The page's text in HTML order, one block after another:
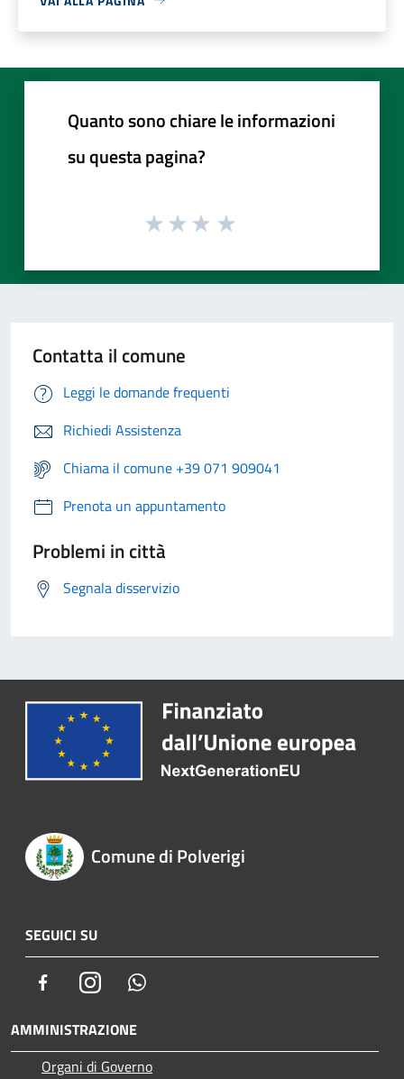
Quanto sono chiare le informazioni
su questa pagina?
Contatta il comune
Leggi le domande frequenti
Richiedi Assistenza
Chiama il comune +39 071 909041
Prenota un appuntamento
Problemi in città
Segnala disservizio
Comune di Polverigi
SEGUICI SU
FacebookInstagram
AMMINISTRAZIONE
Organi di Governo